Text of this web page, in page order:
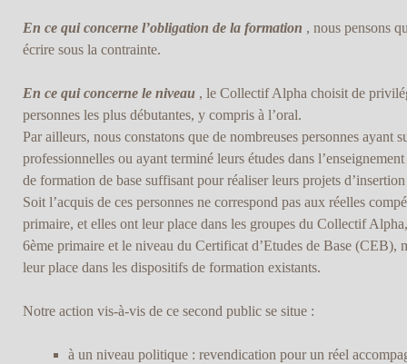
En ce qui concerne l’obligation de la formation , nous pensons
écrire sous la contrainte.
En ce qui concerne le niveau , le Collectif Alpha choisit de
personnes les plus débutantes, y compris à l’oral.
Par ailleurs, nous constatons que de nombreuses personnes ayant
professionnelles ou ayant terminé leurs études dans
de formation de base suffisant pour réaliser leurs projets
Soit l’acquis de ces personnes ne correspond pas aux réelles
primaire, et elles ont leur place dans les groupes du Collectif
6ème primaire et le niveau du Certificat d’Etudes de Base (CEB),
leur place dans les dispositifs de formation existants.
Notre action vis-à-vis de ce second public se situe :
à un niveau politique : revendication pour un réel